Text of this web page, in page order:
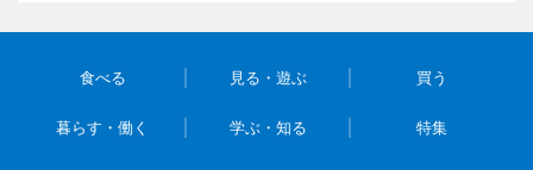
食べる 見る・遊ぶ 買う
暮らす・働く 学ぶ・知る 特集